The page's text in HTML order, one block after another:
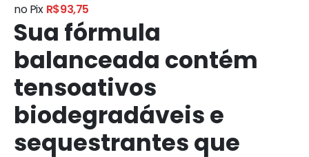
no Pix R$93,75
Sua fórmula
balanceada contém
tensoativos
biodegradáveis e
sequestrantes que